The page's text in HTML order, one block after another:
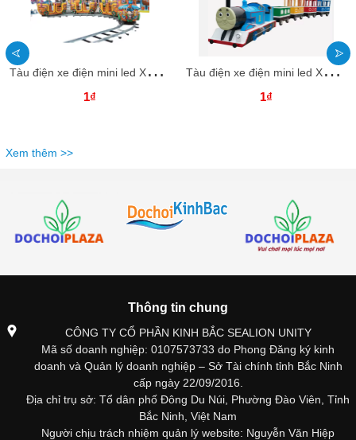
T
àu điện xe điện mini led XDTDKB30 Dochoikinhbac Trò chơi giải trí thú vị
1₫
T
àu điện xe điện mini led XDTDKB29 Dochoikinhbac Trò chơi giải trí thú vị
1₫
Xem thêm >>
Thông tin chung
CÔNG TY CỔ PHẦN KINH BẮC SEALION UNITY
Mã số doanh nghiệp: 0107573733 do Phong Đăng ký kinh
doanh và Quản lý doanh nghiệp – Sở Tài chính tỉnh Bắc Ninh
cấp ngày 22/09/2016.
Địa chỉ trụ sở: Tổ dân phố Đông Du Núi, Phường Đào Viên, Tỉnh
Bắc Ninh, Việt Nam
Người chịu trách nhiệm quản lý website: Nguyễn Văn Hiệp